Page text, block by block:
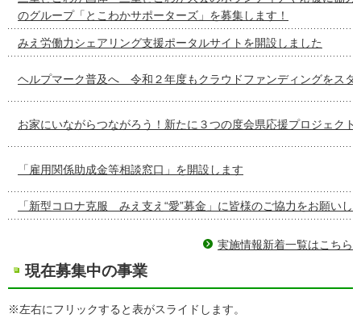
のグループ「とこわかサポーターズ」を募集します！
みえ労働力シェアリング支援ポータルサイトを開設しました
ヘルプマーク普及へ 令和２年度もクラウドファンディングをスタ
お家にいながらつながろう！新たに３つの度会県応援プロジェクト
「雇用関係助成金等相談窓口」を開設します
「新型コロナ克服 みえ支え“愛”募金」に皆様のご協力をお願いし
実施情報新着一覧はこちら
現在募集中の事業
※左右にフリックすると表がスライドします。